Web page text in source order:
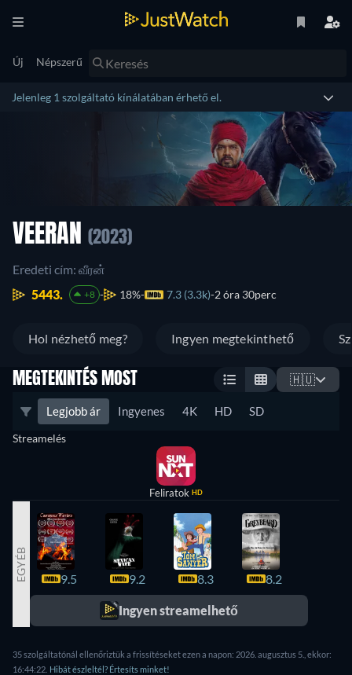
Új Népszerű
Jelenleg 1 szolgáltató kínálatában érhető el.
VEERAN (2023)
Eredeti cím: வீரன்
5443.
+8 18% 7.3 (3.3k) 2 óra 30perc
Hol nézhető meg? Ingyen megtekinthető
MEGTEKINTÉS MOST 🇭🇺
Legjobb ár Ingyenes 4K HD SD
Streamelés
Feliratok HD
EGYÉB 9.5 9.2 8.3 8.2
Ingyen streamelhető
35 szolgáltatónál ellenőriztük a frissítéseket ezen a napon: 2026. augusztus 5., ekkor:
16:44:22. Hibát észleltél? Értesíts minket!